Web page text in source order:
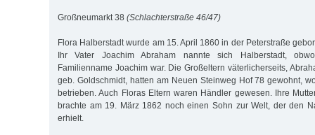
Großneumarkt 38 (Schlachterstraße 46/47)
Flora Halberstadt wurde am 15. April 1860 in der Peterstraße
Ihr Vater Joachim Abraham nannte sich Halberstadt,
Familienname Joachim war. Die Großeltern väterlicherseits,
geb. Goldschmidt, hatten am Neuen Steinweg Hof 78 gewohnt,
betrieben. Auch Floras Eltern waren Händler gewesen. Ihre
brachte am 19. März 1862 noch einen Sohn zur Welt, der den
erhielt.